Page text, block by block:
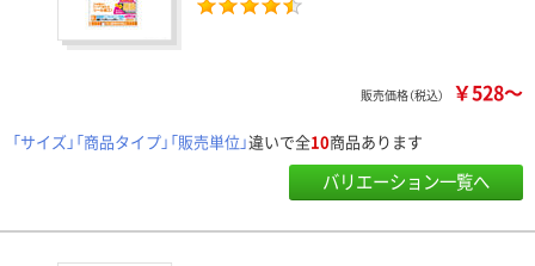
販売価格（税込） ￥528～
「サイズ」「商品タイプ」「販売単位」違いで全10商品あります
バリエーション一覧へ